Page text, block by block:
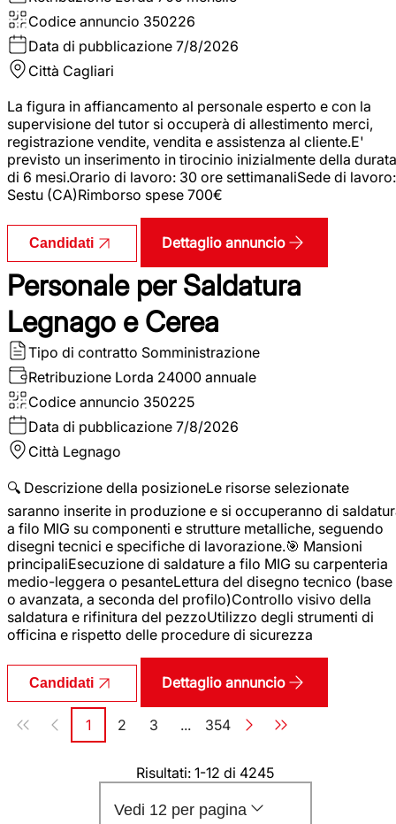
Codice annuncio 350226
Data di pubblicazione 7/8/2026
Città Cagliari
La figura in affiancamento al personale esperto e con la
supervisione del tutor si occuperà di allestimento merci,
registrazione vendite, vendita e assistenza al cliente.E'
previsto un inserimento in tirocinio inizialmente della durata
di 6 mesi.Orario di lavoro: 30 ore settimanaliSede di lavoro:
Sestu (CA)Rimborso spese 700€
Candidati Dettaglio annuncio
Personale per Saldatura
Legnago e Cerea
Tipo di contratto Somministrazione
Retribuzione Lorda 24000 annuale
Codice annuncio 350225
Data di pubblicazione 7/8/2026
Città Legnago
🔍 Descrizione della posizioneLe risorse selezionate
saranno inserite in produzione e si occuperanno di
a filo MIG su componenti e strutture metalliche, seguendo
disegni tecnici e specifiche di lavorazione.🎯 Mansioni
principaliEsecuzione di saldature a filo MIG su carpenteria
medio-leggera o pesanteLettura del disegno tecnico (base
o avanzata, a seconda del profilo)Controllo visivo della
saldatura e rifinitura del pezzoUtilizzo degli strumenti di
officina e rispetto delle procedure di sicurezza
Candidati Dettaglio annuncio
Paginazione
Pagina
1 Pagina
2 Pagina
3 ... Pagina
354
Risultati: 1-12 di 4245
Vedi 12 per pagina